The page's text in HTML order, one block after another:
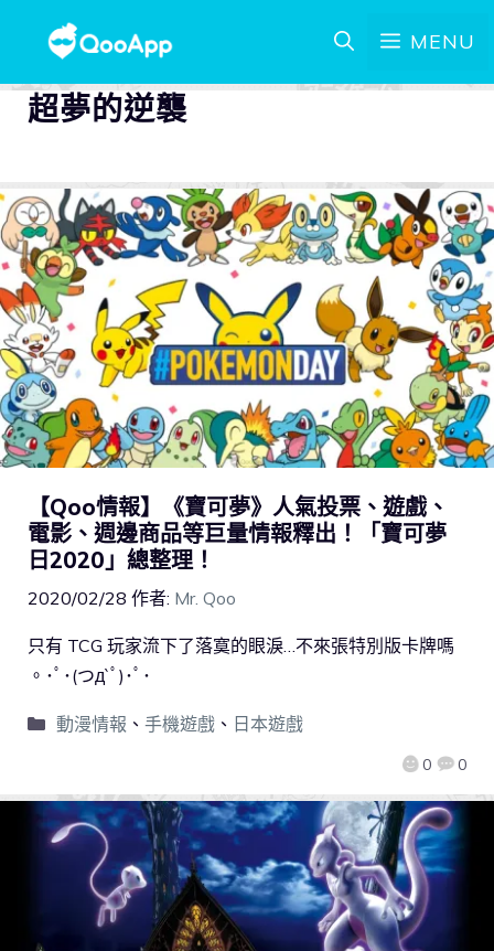
MENU
超夢的逆襲
【Qoo情報】《寶可夢》人氣投票、遊戲、
電影、週邊商品等巨量情報釋出！「寶可夢
日2020」總整理！
2020/02/28 作者: Mr. Qoo
0 0
只有 TCG 玩家流下了落寞的眼淚…不來張特別版卡牌嗎
。･ﾟ･(つд`ﾟ)･ﾟ･
動漫情報 、 手機遊戲、 日本遊戲